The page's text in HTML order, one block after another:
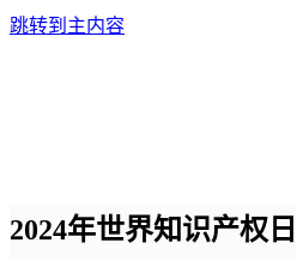
跳转到主内容
2024年世界知识产权